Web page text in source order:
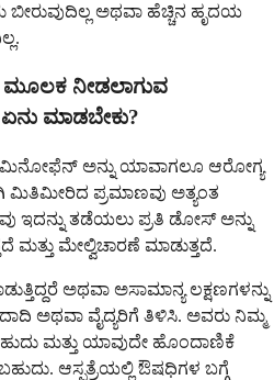
ಅಥವಾ ಹೆಚ್ಚಿನ ಹೃದಯ
ಮೂಲಕ ನೀಡಲಾಗುವ
ಮಾಡಬೇಕು?
ಅನ್ನು ಯಾವಾಗಲೂ ಆರೋಗ್ಯ
ಮಿತಿಮೀರಿದ ಪ್ರಮಾಣವು ಅತ್ಯಂತ
ಇದನ್ನು ತಡೆಯಲು ಪ್ರತಿ ಡೋಸ್ ಅನ್ನು
ಮತ್ತು ಮೇಲ್ವಿಚಾರಣೆ ಮಾಡುತ್ತದೆ.
ಅಥವಾ ಅಸಾಮಾನ್ಯ ಲಕ್ಷಣಗಳನ್ನು
ದಾದಿ ಅಥವಾ ವೈದ್ಯರಿಗೆ ತಿಳಿಸಿ. ಅವರು ನಿಮ್ಮ
ಮತ್ತು ಯಾವುದೇ ಹೊಂದಾಣಿಕೆ
ಆಸ್ಪತ್ರೆಯಲ್ಲಿ ಔಷಧಿಗಳ ಬಗ್ಗೆ